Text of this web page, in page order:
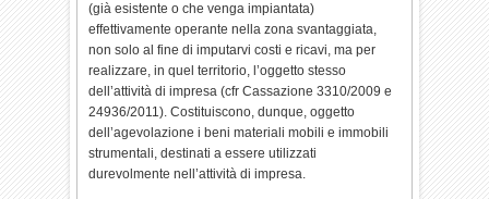
(già esistente o che venga impiantata)
effettivamente operante nella zona svantaggiata,
non solo al fine di imputarvi costi e ricavi, ma per
realizzare, in quel territorio, l’oggetto stesso
dell’attività di impresa (cfr Cassazione 3310/2009 e
24936/2011). Costituiscono, dunque, oggetto
dell’agevolazione i beni materiali mobili e immobili
strumentali, destinati a essere utilizzati
durevolmente nell’attività di impresa.